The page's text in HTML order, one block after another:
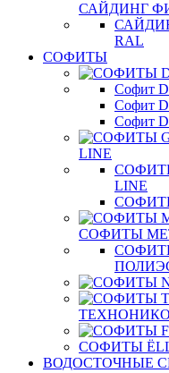
САЙДИНГ
RAL
СОФИТЫ
Софит
Софит
Софит
LINE
LINE
СОФИТЫ
СОФИТЫ
ВОДОСТОЧНЫЕ